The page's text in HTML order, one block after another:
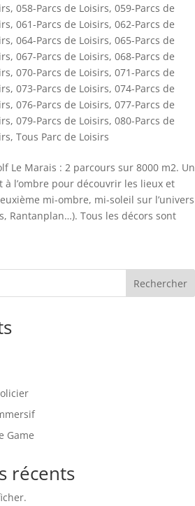
, 058-Parcs de Loisirs, 059-Parcs de
, 061-Parcs de Loisirs, 062-Parcs de
, 064-Parcs de Loisirs, 065-Parcs de
, 067-Parcs de Loisirs, 068-Parcs de
, 070-Parcs de Loisirs, 071-Parcs de
, 073-Parcs de Loisirs, 074-Parcs de
, 076-Parcs de Loisirs, 077-Parcs de
, 079-Parcs de Loisirs, 080-Parcs de
, Tous Parc de Loisirs
Le Marais : 2 parcours sur 8000 m2. Un
l’ombre pour découvrir les lieux et
mi-ombre, mi-soleil sur l’univers
Rantanplan…). Tous les décors sont
Rechercher
Game
récents